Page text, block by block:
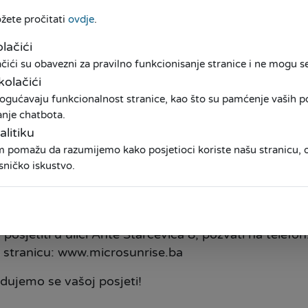
pružili još kvalitetniju podršku i ugodnije
moderniji poslovni prostor.
adresi:
poslovnica u Čapljini, poboljšati
zainteresovanim klijentima koji će u narednom
u ulici Ante Starčevića 8, pozvati na
www.microsunrise.ba
se vašoj posjeti!
pročitati ovdje.
su obavezni za pravilno funkcionisanje stranice i ne mogu
funkcionalnost stranice, kao što su pamćenje vaših
chatbota.
pomažu da razumijemo kako posjetioci koriste našu stranicu,
iskustvo.